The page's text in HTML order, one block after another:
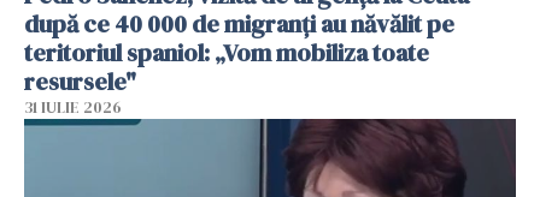
după ce 40 000 de migranți au năvălit pe
teritoriul spaniol: „Vom mobiliza toate
resursele"
31 IULIE 2026